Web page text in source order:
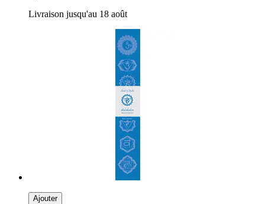
Livraison jusqu'au 18 août
Ajouter